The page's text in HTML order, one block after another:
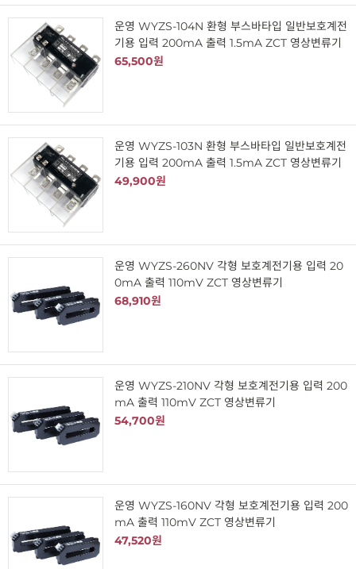
운영 WYZS-104N 환형 부스바타입 일반보호계전
기용 입력 200mA 출력 1.5mA ZCT 영상변류기
65,500원
운영 WYZS-103N 환형 부스바타입 일반보호계전
기용 입력 200mA 출력 1.5mA ZCT 영상변류기
49,900원
운영 WYZS-260NV 각형 보호계전기용 입력 20
0mA 출력 110mV ZCT 영상변류기
68,910원
운영 WYZS-210NV 각형 보호계전기용 입력 200
mA 출력 110mV ZCT 영상변류기
54,700원
운영 WYZS-160NV 각형 보호계전기용 입력 200
mA 출력 110mV ZCT 영상변류기
47,520원